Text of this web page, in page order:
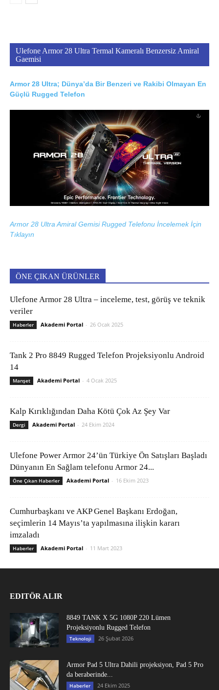
Ulefone Armor 28 Ultra Termal Kameralı Benzersiz Amiral
Gaemisi
Armor 28 Ultra; Dünya’da Bir Benzeri ve Rakibi Olmayan En
Güçlü Rugged Telefon
Armor 28 Ultra Amiral Gemisi Rugged Telefonu İncelemek İçin
Tıklayın
ÖNE ÇIKAN ÜRÜNLER
Ulefone Armor 28 Ultra – inceleme, test, görüş ve teknik
veriler
Haberler Akademi Portal - 26 Ocak 2025
Tank 2 Pro 8849 Rugged Telefon Projeksiyonlu Android
14
Manşet Akademi Portal - 4 Ocak 2025
Kalp Kırıklığından Daha Kötü Çok Az Şey Var
Dergi Akademi Portal - 24 Ekim 2024
Ulefone Power Armor 24’ün Türkiye Ön Satışları Başladı
Dünyanın En Sağlam telefonu Armor 24...
Öne Çıkan Haberler Akademi Portal - 16 Ekim 2023
Cumhurbaşkanı ve AKP Genel Başkanı Erdoğan,
seçimlerin 14 Mayıs’ta yapılmasına ilişkin kararı
imzaladı
Haberler Akademi Portal - 11 Mart 2023
EDITÖR ALIR
8849 TANK X 5G 1080P 220 Lümen
Projeksiyonlu Rugged Telefon
Teknoloji 26 Şubat 2026
Armor Pad 5 Ultra Dahili projeksiyon, Pad 5 Pro
da beraberinde...
Haberler 24 Ekim 2025